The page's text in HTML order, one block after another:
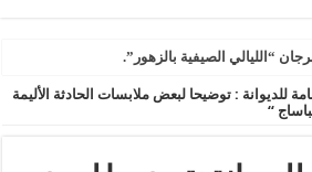
“الليالي الصيفية بالزهور”.
للديوانة : توضيحا لبعض ملابسات الحادثة الأليمة
“